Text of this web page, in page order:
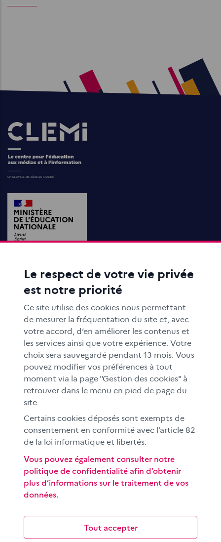
Images
ACTIONS ÉDUCATIVES
FORMATION
RESSOURCES
MÉDIAS SCOLAIRES
FAMILLES
Le CLEMI
En académies
À l'international
CLEMI sup
Espace presse
Si vous souhaitez vous abonner gratuitement à la lettre
d'information mensuelle du CLEMI, cliquezici →
Le respect de votre vie privée
est notre priorité
Ce site utilise des cookies nous permettant
de mesurer la fréquentation du site et, avec
votre accord, d’en améliorer les contenus et
les services ainsi que votre expérience. Votre
choix sera sauvegardé pendant 13 mois. Vous
pouvez modifier vos préférences à tout
moment via la page "Gestion des cookies" à
retrouver dans le menu en pied de page du
site.
Certains cookies déposés sont exempts de
consentement en conformité avec l’article 82
de la loi informatique et libertés.
Tout accepter
Vous pouvez également consulter notre
politique de confidentialité afin d’obtenir
plus d’informations sur le traitement de vos
données.